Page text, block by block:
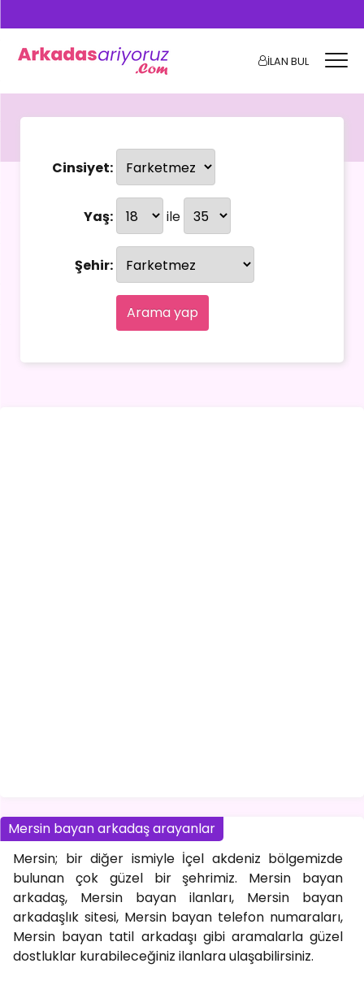
İLAN BUL
Cinsiyet:
Yaş: ile
Şehir:
Arama yap
Mersin bayan arkadaş arayanlar
Mersin; bir diğer ismiyle İçel akdeniz bölgemizde
bulunan çok güzel bir şehrimiz. Mersin bayan
arkadaş, Mersin bayan ilanları, Mersin bayan
arkadaşlık sitesi, Mersin bayan telefon numaraları,
Mersin bayan tatil arkadaşı gibi aramalarla güzel
dostluklar kurabileceğiniz ilanlara ulaşabilirsiniz.